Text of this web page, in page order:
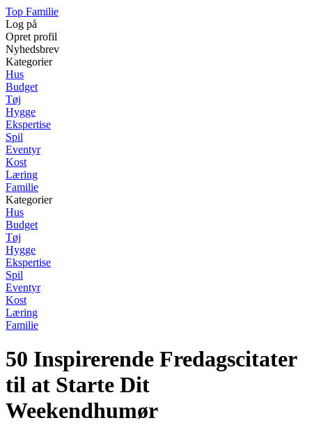
Top Familie
Log på
Opret profil
Nyhedsbrev
Kategorier
Hus
Budget
Tøj
Hygge
Ekspertise
Spil
Eventyr
Kost
Læring
Familie
Kategorier
Hus
Budget
Tøj
Hygge
Ekspertise
Spil
Eventyr
Kost
Læring
Familie
50 Inspirerende Fredagscitater
til at Starte Dit
Weekendhumør